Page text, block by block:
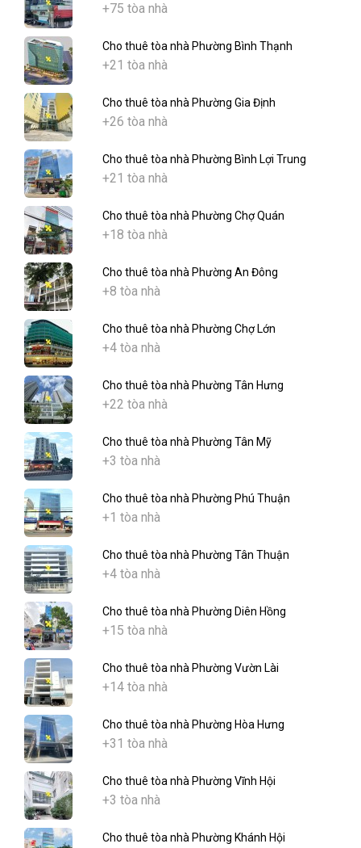
+75 tòa nhà
Cho thuê tòa nhà Phường Bình Thạnh
+21 tòa nhà
Cho thuê tòa nhà Phường Gia Định
+26 tòa nhà
Cho thuê tòa nhà Phường Bình Lợi Trung
+21 tòa nhà
Cho thuê tòa nhà Phường Chợ Quán
+18 tòa nhà
Cho thuê tòa nhà Phường An Đông
+8 tòa nhà
Cho thuê tòa nhà Phường Chợ Lớn
+4 tòa nhà
Cho thuê tòa nhà Phường Tân Hưng
+22 tòa nhà
Cho thuê tòa nhà Phường Tân Mỹ
+3 tòa nhà
Cho thuê tòa nhà Phường Phú Thuận
+1 tòa nhà
Cho thuê tòa nhà Phường Tân Thuận
+4 tòa nhà
Cho thuê tòa nhà Phường Diên Hồng
+15 tòa nhà
Cho thuê tòa nhà Phường Vườn Lài
+14 tòa nhà
Cho thuê tòa nhà Phường Hòa Hưng
+31 tòa nhà
Cho thuê tòa nhà Phường Vĩnh Hội
+3 tòa nhà
Cho thuê tòa nhà Phường Khánh Hội